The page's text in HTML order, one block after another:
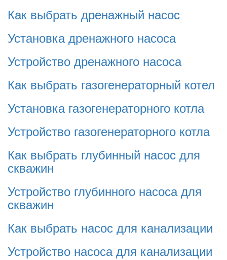
Как выбрать дренажный насос
Установка дренажного насоса
Устройство дренажного насоса
Как выбрать газогенераторный котел
Установка газогенераторного котла
Устройство газогенераторного котла
Как выбрать глубинный насос для
скважин
Устройство глубинного насоса для
скважин
Как выбрать насос для канализации
Устройство насоса для канализации